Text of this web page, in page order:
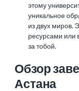
этому
уникальное
из двух миров.
ресурсами или
за тобой.
Обзор
Астана